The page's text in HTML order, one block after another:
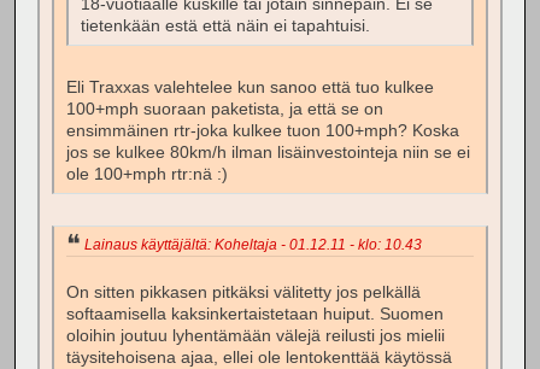
18-vuotiaalle kuskille tai jotain sinnepäin. Ei se
tietenkään estä että näin ei tapahtuisi.
Eli Traxxas valehtelee kun sanoo että tuo kulkee
100+mph suoraan paketista, ja että se on
ensimmäinen rtr-joka kulkee tuon 100+mph? Koska
jos se kulkee 80km/h ilman lisäinvestointeja niin se ei
ole 100+mph rtr:nä :)
Lainaus käyttäjältä: Koheltaja - 01.12.11 - klo: 10.43
On sitten pikkasen pitkäksi välitetty jos pelkällä
softaamisella kaksinkertaistetaan huiput. Suomen
oloihin joutuu lyhentämään välejä reilusti jos mielii
täysitehoisena ajaa, ellei ole lentokenttää käytössä